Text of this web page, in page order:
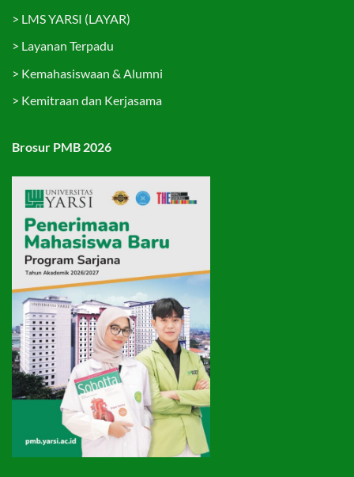
> LMS YARSI (LAYAR)
> Layanan Terpadu
> Kemahasiswaan & Alumni
> Kemitraan dan Kerjasama
Brosur PMB 2026